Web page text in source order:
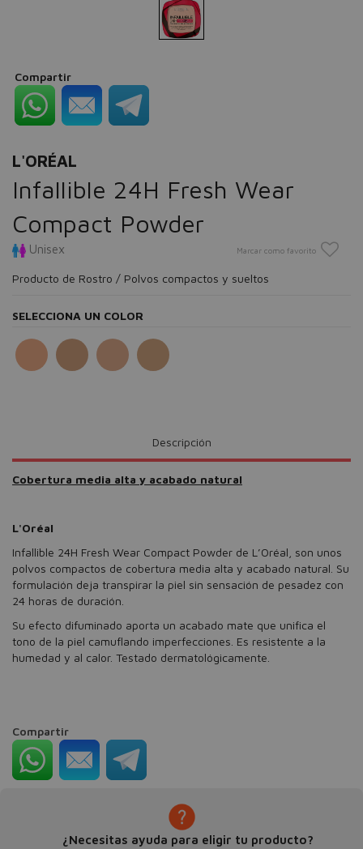
Compartir
L'ORÉAL
Infallible 24H Fresh Wear
Compact Powder
Unisex Marcar como favorito
Producto de Rostro / Polvos compactos y sueltos
SELECCIONA UN COLOR
Descripción
Cobertura media alta y acabado natural
L'Oréal
Infallible 24H Fresh Wear Compact Powder de L’Oréal, son unos
polvos compactos de cobertura media alta y acabado natural. Su
formulación deja transpirar la piel sin sensación de pesadez con
24 horas de duración.
Su efecto difuminado aporta un acabado mate que unifica el
tono de la piel camuflando imperfecciones. Es resistente a la
humedad y al calor. Testado dermatológicamente.
Compartir
¿Necesitas ayuda para eligir tu producto?